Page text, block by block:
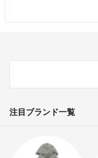
注目ブランド一覧